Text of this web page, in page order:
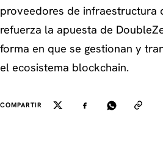
proveedores de infraestructura
refuerza la apuesta de
forma en que se gestionan y
el ecosistema blockchain.
COMPARTIR